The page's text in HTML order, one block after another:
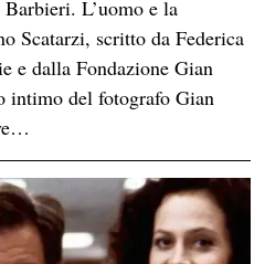
L’uomo e la
Scatarzi, scritto da Federica
e dalla Fondazione Gian
intimo del fotografo Gian